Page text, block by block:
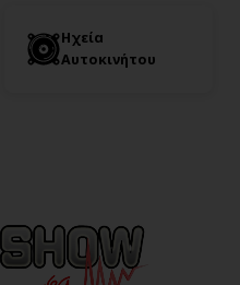
Ηχεία
Αυτοκινήτου